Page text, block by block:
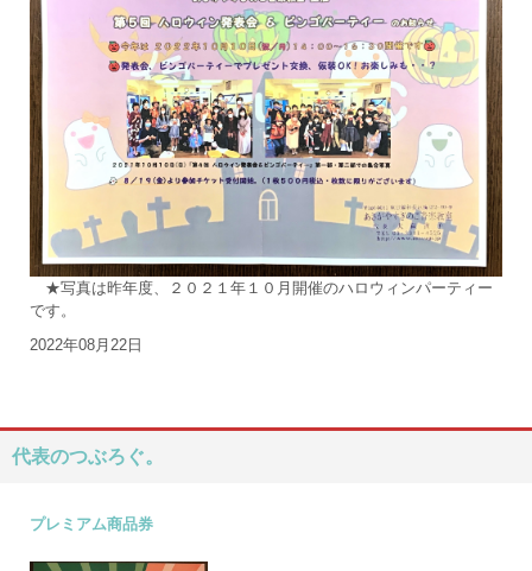
★写真は昨年度、２０２１年１０月開催のハロウィンパーティー
です。
2022年08月22日
代表のつぶろぐ。
プレミアム商品券